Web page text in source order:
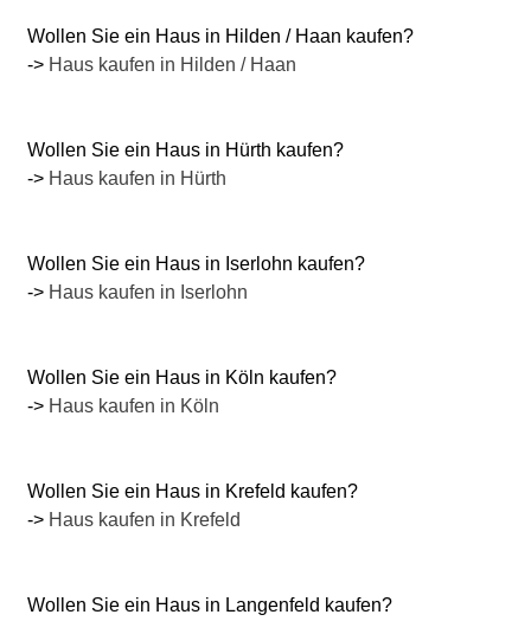
Wollen Sie ein Haus in Hilden / Haan kaufen?
-> Haus kaufen in Hilden / Haan
Wollen Sie ein Haus in Hürth kaufen?
-> Haus kaufen in Hürth
Wollen Sie ein Haus in Iserlohn kaufen?
-> Haus kaufen in Iserlohn
Wollen Sie ein Haus in Köln kaufen?
-> Haus kaufen in Köln
Wollen Sie ein Haus in Krefeld kaufen?
-> Haus kaufen in Krefeld
Wollen Sie ein Haus in Langenfeld kaufen?